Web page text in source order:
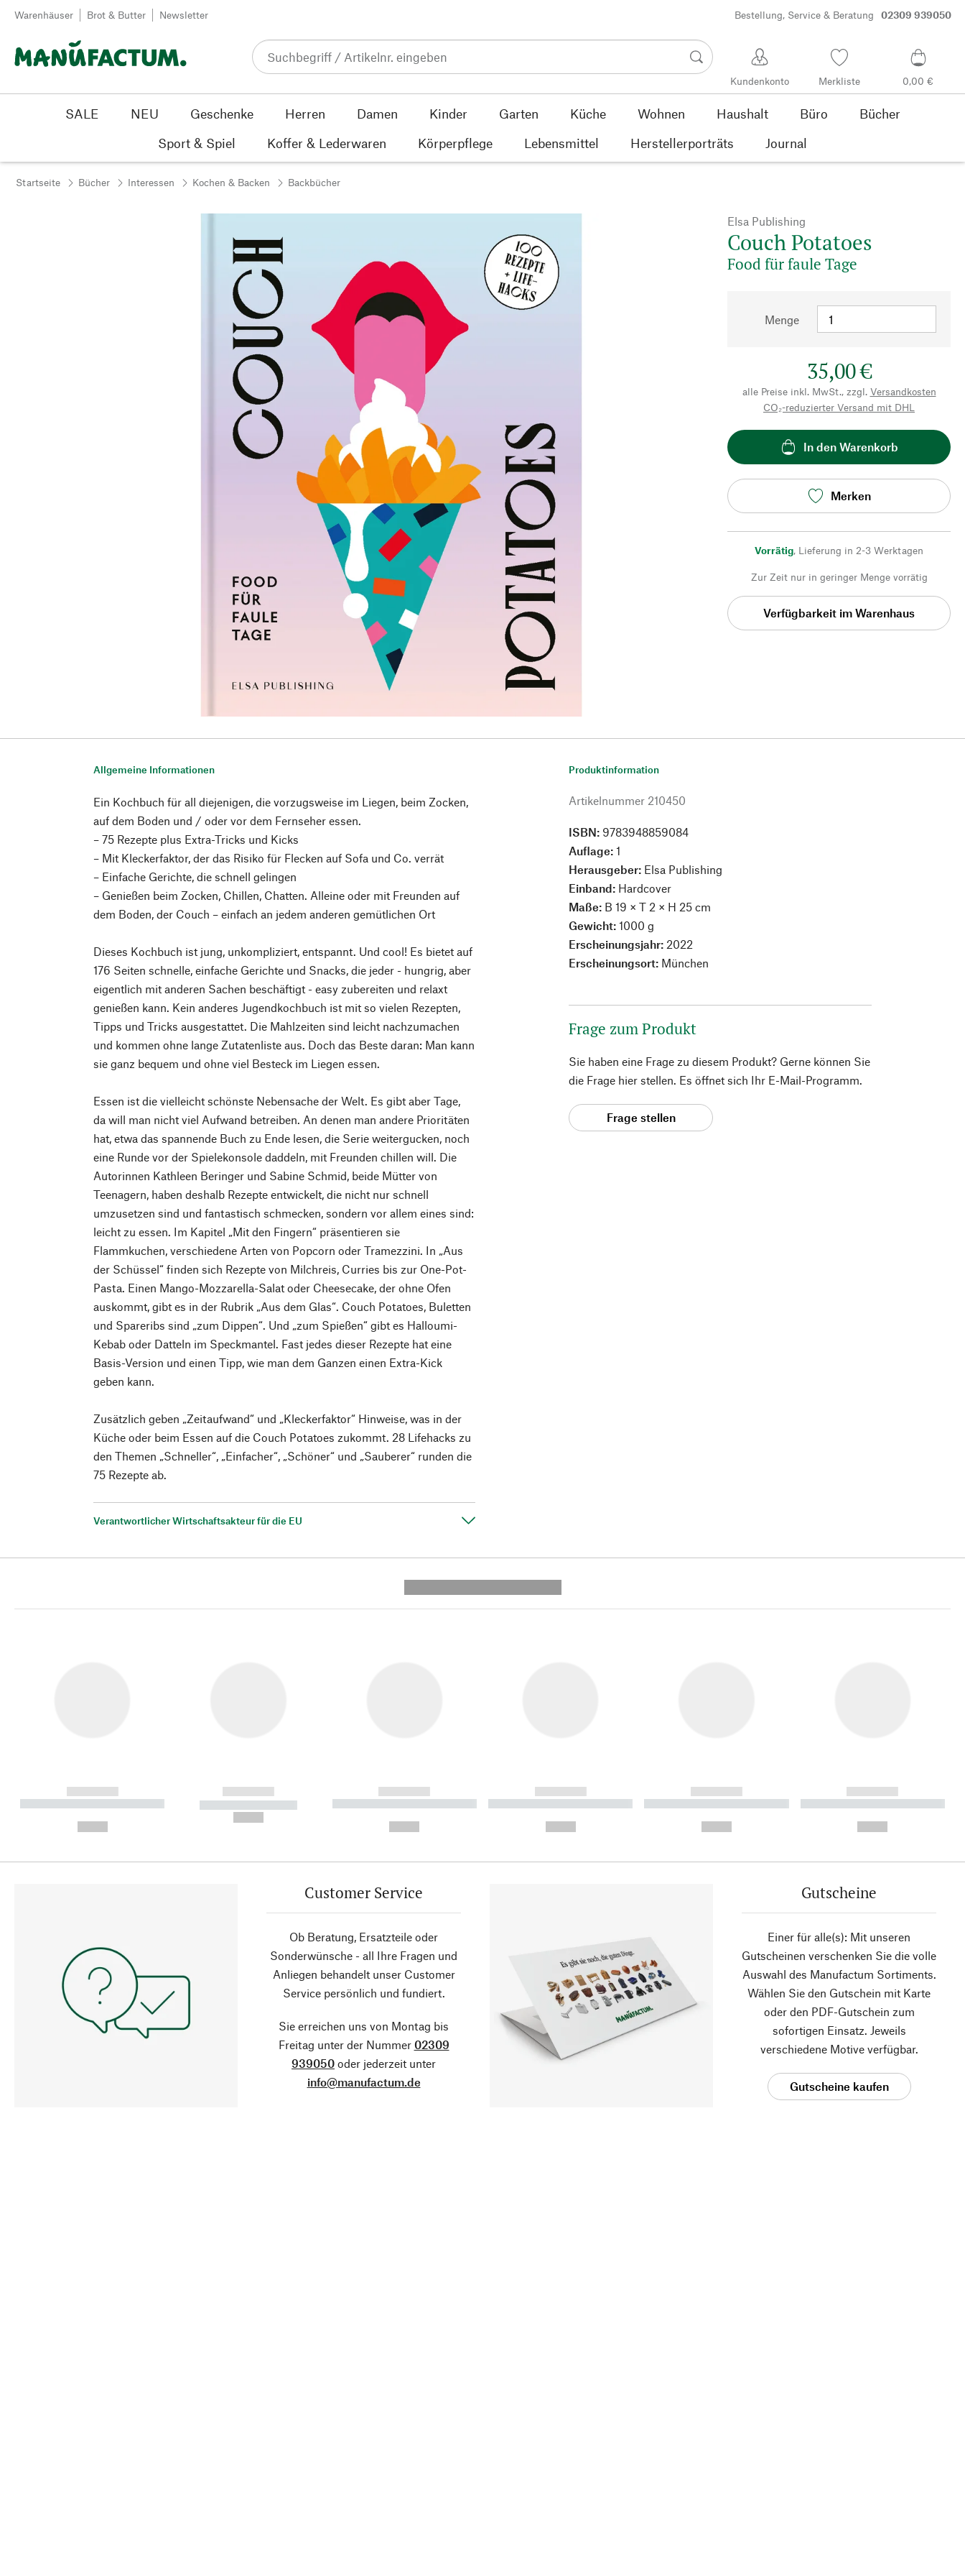
Zum Inhalt springen
Warenhäuser Brot & Butter Newsletter Bestellung, Service & Beratung 02309 939050
Kundenkonto Merkliste 0,00 €
SALE NEU Geschenke Herren Damen Kinder Garten Küche Wohnen Haushalt Büro
Bücher
Sport & Spiel
Koffer & Lederwaren Körperpflege Lebensmittel Herstellerporträts Journal
Startseite Bücher Interessen Kochen & Backen Backbücher
Elsa Publishing
Couch Potatoes
Food für faule Tage
Menge
35,00 €
alle Preise inkl. MwSt., zzgl. Versandkosten
CO₂-reduzierter Versand mit DHL
In den Warenkorb
Merken
Vorrätig, Lieferung in 2-3 Werktagen
Zur Zeit nur in geringer Menge vorrätig
Verfügbarkeit im Warenhaus
Allgemeine Informationen
Ein Kochbuch für all diejenigen, die vorzugsweise im Liegen, beim Zocken,
auf dem Boden und / oder vor dem Fernseher essen.
– 75 Rezepte plus Extra-Tricks und Kicks
– Mit Kleckerfaktor, der das Risiko für Flecken auf Sofa und Co. verrät
– Einfache Gerichte, die schnell gelingen
– Genießen beim Zocken, Chillen, Chatten. Alleine oder mit Freunden auf
dem Boden, der Couch – einfach an jedem anderen gemütlichen Ort
Dieses Kochbuch ist jung, unkompliziert, entspannt. Und cool! Es bietet auf
176 Seiten schnelle, einfache Gerichte und Snacks, die jeder - hungrig, aber
eigentlich mit anderen Sachen beschäftigt - easy zubereiten und relaxt
genießen kann. Kein anderes Jugendkochbuch ist mit so vielen Rezepten,
Tipps und Tricks ausgestattet. Die Mahlzeiten sind leicht nachzumachen
und kommen ohne lange Zutatenliste aus. Doch das Beste daran: Man kann
sie ganz bequem und ohne viel Besteck im Liegen essen.
Essen ist die vielleicht schönste Nebensache der Welt. Es gibt aber Tage,
da will man nicht viel Aufwand betreiben. An denen man andere Prioritäten
hat, etwa das spannende Buch zu Ende lesen, die Serie weitergucken, noch
eine Runde vor der Spielekonsole daddeln, mit Freunden chillen will. Die
Autorinnen Kathleen Beringer und Sabine Schmid, beide Mütter von
Teenagern, haben deshalb Rezepte entwickelt, die nicht nur schnell
umzusetzen sind und fantastisch schmecken, sondern vor allem eines sind:
leicht zu essen. Im Kapitel „Mit den Fingern“ präsentieren sie
Flammkuchen, verschiedene Arten von Popcorn oder Tramezzini. In „Aus
der Schüssel“ finden sich Rezepte von Milchreis, Curries bis zur One-Pot-
Pasta. Einen Mango-Mozzarella-Salat oder Cheesecake, der ohne Ofen
auskommt, gibt es in der Rubrik „Aus dem Glas“. Couch Potatoes, Buletten
und Spareribs sind „zum Dippen“. Und „zum Spießen“ gibt es Halloumi-
Kebab oder Datteln im Speckmantel. Fast jedes dieser Rezepte hat eine
Basis-Version und einen Tipp, wie man dem Ganzen einen Extra-Kick
geben kann.
Zusätzlich geben „Zeitaufwand“ und „Kleckerfaktor“ Hinweise, was in der
Küche oder beim Essen auf die Couch Potatoes zukommt. 28 Lifehacks zu
den Themen „Schneller“, „Einfacher“, „Schöner“ und „Sauberer“ runden die
75 Rezepte ab.
Verantwortlicher Wirtschaftsakteur für die EU
Produktinformation
Artikelnummer 210450
ISBN: 9783948859084
Auflage:1
Herausgeber: Elsa Publishing
Einband: Hardcover
Maße: B 19 × T 2 × H 25 cm
Gewicht:1000 g
Erscheinungsjahr: 2022
Erscheinungsort: München
Frage zum Produkt
Sie haben eine Frage zu diesem Produkt? Gerne können Sie
die Frage hier stellen. Es öffnet sich Ihr E-Mail-Programm.
Frage stellen
------------
----------- ----------- ----------
------------
----------- -----------
------------
----------- ----------- ----------
------------
----------- ----------- ----------
------------
----------- ----------- ----------
------------
----------- ----------- ----------
Customer Service
Ob Beratung, Ersatzteile oder
Sonderwünsche - all Ihre Fragen und
Anliegen behandelt unser Customer
Service persönlich und fundiert.
Sie erreichen uns von Montag bis
Freitag unter der Nummer 02309
939050 oder jederzeit unter
info@manufactum.de
Gutscheine
Einer für alle(s): Mit unseren
Gutscheinen verschenken Sie die volle
Auswahl des Manufactum Sortiments.
Wählen Sie den Gutschein mit Karte
oder den PDF-Gutschein zum
sofortigen Einsatz. Jeweils
verschiedene Motive verfügbar.
Gutscheine kaufen